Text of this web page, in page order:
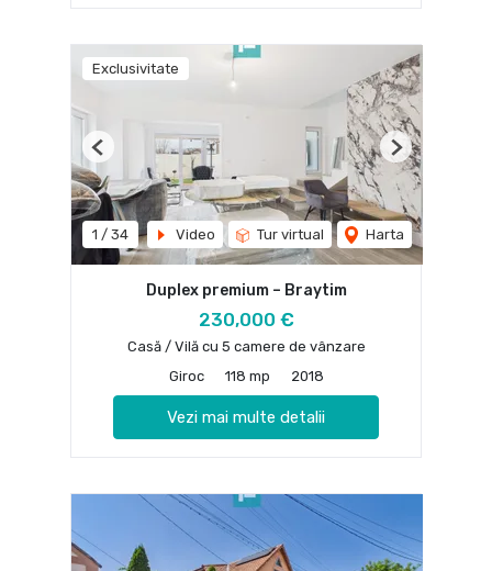
Exclusivitate
1 / 34 Video Tur virtual Harta
Previous Next
Duplex premium – Braytim
230,000 €
Casă / Vilă cu 5 camere de vânzare
Giroc
118 mp 2018
Vezi mai multe detalii